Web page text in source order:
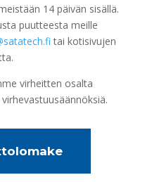
14 päivän sisällä.
puutteesta meille
tai kotisivujen
virheitten osalta